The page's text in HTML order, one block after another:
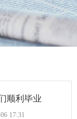
顺利毕业
17:31